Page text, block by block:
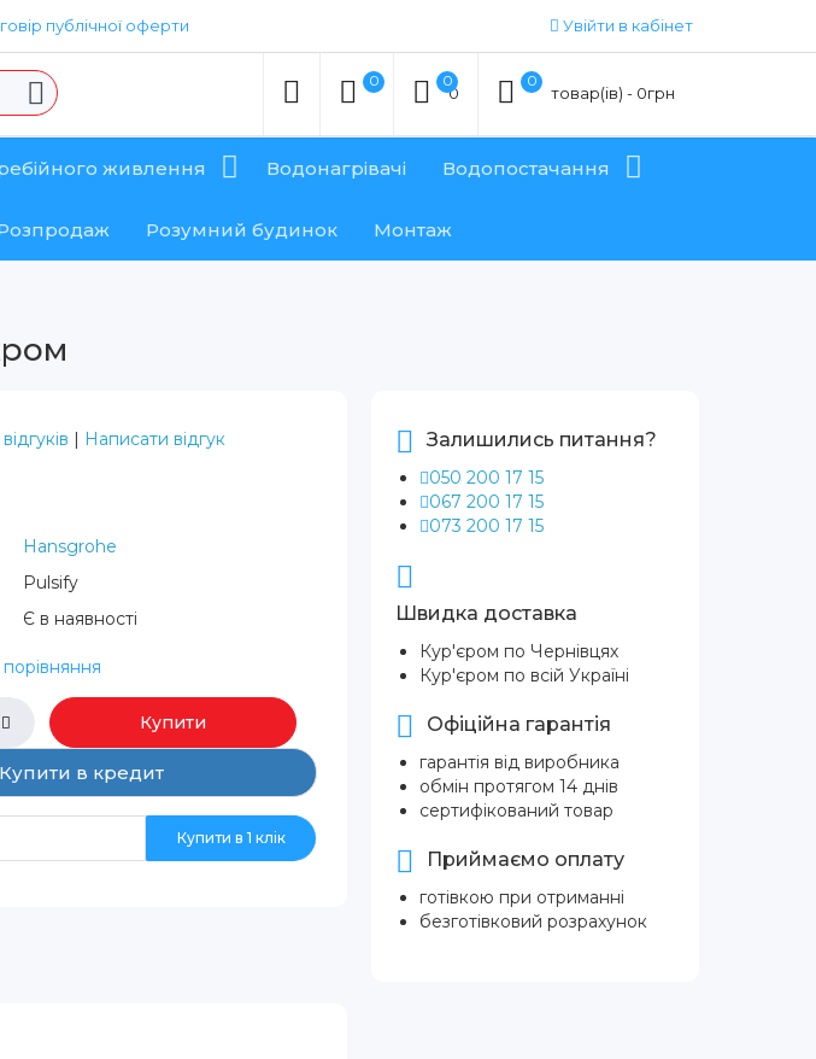
публічної оферти Увійти в кабінет
0
товар(ів) - 0грн
0 0
0
живлення Водонагрівачі Водопостачання
Розумний будинок Монтаж
| Написати відгук
Hansgrohe
Pulsify
Є в наявності
порівняння
Купити
Купити в кредит
Купити в 1 клік
Залишились питання?
050 200 17 15
067 200 17 15
073 200 17 15
Швидка доставка
Кур'єром по Чернівцях
Кур'єром по всій Україні
Офіційна гарантія
гарантія від виробника
обмін протягом 14 днів
сертифікований товар
Приймаємо оплату
готівкою при отриманні
безготівковий розрахунок